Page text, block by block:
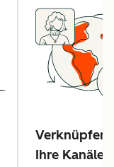
Verknüpfen
Ihre Kanäle